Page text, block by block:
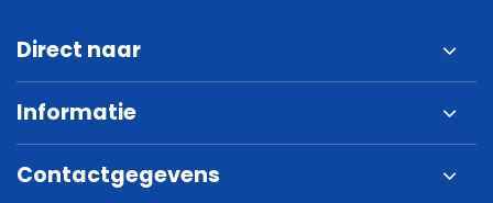
Direct naar
Informatie
Contactgegevens